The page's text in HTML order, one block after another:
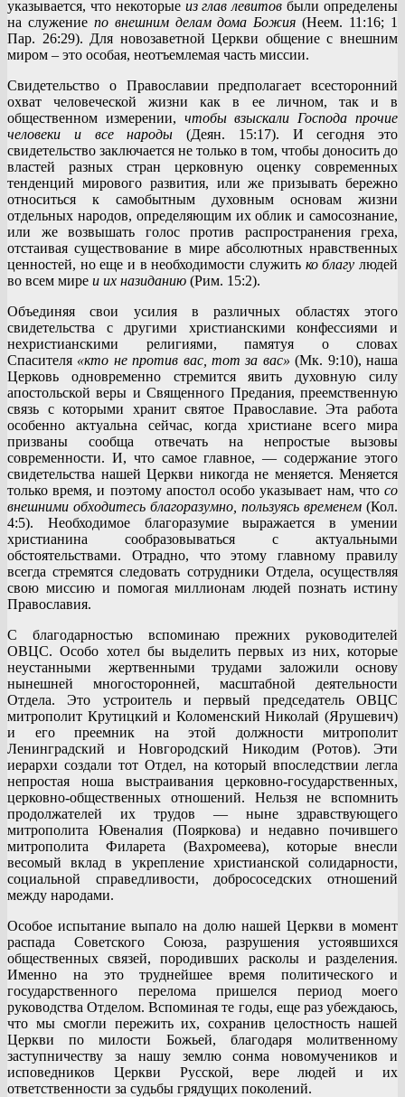
указывается, что некоторые из глав левитов были определены
на служение по внешним делам дома Божия (Неем. 11:16; 1
Пар. 26:29). Для новозаветной Церкви общение с внешним
миром – это особая, неотъемлемая часть миссии.
Свидетельство о Православии предполагает всесторонний
охват человеческой жизни как в ее личном, так и в
общественном измерении, чтобы взыскали Господа прочие
человеки и все народы (Деян. 15:17). И сегодня это
свидетельство заключается не только в том, чтобы доносить до
властей разных стран церковную оценку современных
тенденций мирового развития, или же призывать бережно
относиться к самобытным духовным основам жизни
отдельных народов, определяющим их облик и самосознание,
или же возвышать голос против распространения греха,
отстаивая существование в мире абсолютных нравственных
ценностей, но еще и в необходимости служить ко благу людей
во всем мире и их назиданию (Рим. 15:2).
Объединяя свои усилия в различных областях этого
свидетельства с другими христианскими конфессиями и
нехристианскими религиями, памятуя о словах
Спасителя «кто не против вас, тот за вас» (Мк. 9:10), наша
Церковь одновременно стремится явить духовную силу
апостольской веры и Священного Предания, преемственную
связь с которыми хранит святое Православие. Эта работа
особенно актуальна сейчас, когда христиане всего мира
призваны сообща отвечать на непростые вызовы
современности. И, что самое главное, — содержание этого
свидетельства нашей Церкви никогда не меняется. Меняется
только время, и поэтому апостол особо указывает нам, что со
внешними обходитесь благоразумно, пользуясь временем (Кол.
4:5). Необходимое благоразумие выражается в умении
христианина сообразовываться с актуальными
обстоятельствами. Отрадно, что этому главному правилу
всегда стремятся следовать сотрудники Отдела, осуществляя
свою миссию и помогая миллионам людей познать истину
Православия.
С благодарностью вспоминаю прежних руководителей
ОВЦС. Особо хотел бы выделить первых из них, которые
неустанными жертвенными трудами заложили основу
нынешней многосторонней, масштабной деятельности
Отдела. Это устроитель и первый председатель ОВЦС
митрополит Крутицкий и Коломенский Николай (Ярушевич)
и его преемник на этой должности митрополит
Ленинградский и Новгородский Никодим (Ротов). Эти
иерархи создали тот Отдел, на который впоследствии легла
непростая ноша выстраивания церковно-государственных,
церковно-общественных отношений. Нельзя не вспомнить
продолжателей их трудов — ныне здравствующего
митрополита Ювеналия (Пояркова) и недавно почившего
митрополита Филарета (Вахромеева), которые внесли
весомый вклад в укрепление христианской солидарности,
социальной справедливости, добрососедских отношений
между народами.
Особое испытание выпало на долю нашей Церкви в момент
распада Советского Союза, разрушения устоявшихся
общественных связей, породивших расколы и разделения.
Именно на это труднейшее время политического и
государственного перелома пришелся период моего
руководства Отделом. Вспоминая те годы, еще раз убеждаюсь,
что мы смогли пережить их, сохранив целостность нашей
Церкви по милости Божьей, благодаря молитвенному
заступничеству за нашу землю сонма новомучеников и
исповедников Церкви Русской, вере людей и их
ответственности за судьбы грядущих поколений.